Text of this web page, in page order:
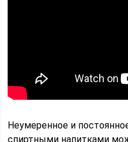
Неумеренное и
спиртными напитками